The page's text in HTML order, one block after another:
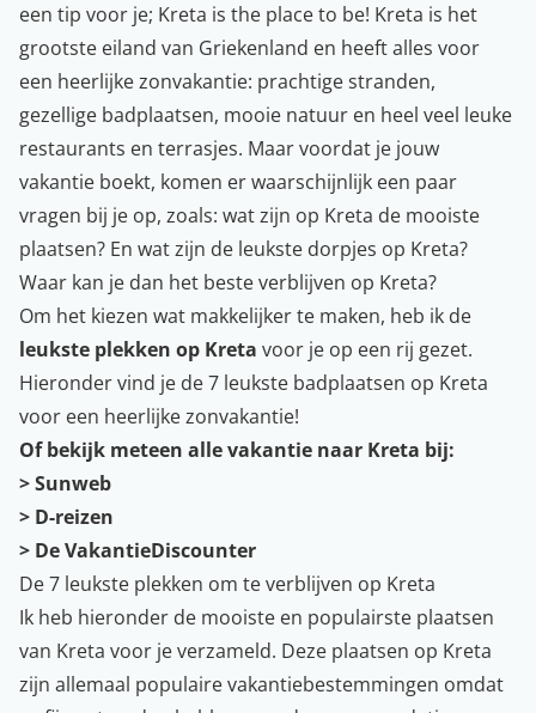
een tip voor je; Kreta is the place to be! Kreta is het
grootste eiland van Griekenland en heeft alles voor
een heerlijke zonvakantie: prachtige stranden,
gezellige badplaatsen, mooie natuur en heel veel leuke
restaurants en terrasjes. Maar voordat je jouw
vakantie boekt, komen er waarschijnlijk een paar
vragen bij je op, zoals: wat zijn op Kreta de mooiste
plaatsen? En wat zijn de leukste dorpjes op Kreta?
Waar kan je dan het beste verblijven op Kreta?
Om het kiezen wat makkelijker te maken, heb ik de
leukste plekken op Kreta voor je op een rij gezet.
Hieronder vind je de 7 leukste badplaatsen op Kreta
voor een heerlijke zonvakantie!
Of bekijk meteen alle vakantie naar Kreta bij:
>Sunweb
> D-reizen
> De VakantieDiscounter
De 7 leukste plekken om te verblijven op Kreta
Ik heb hieronder de mooiste en populairste plaatsen
van Kreta voor je verzameld. Deze plaatsen op Kreta
zijn allemaal populaire vakantiebestemmingen omdat